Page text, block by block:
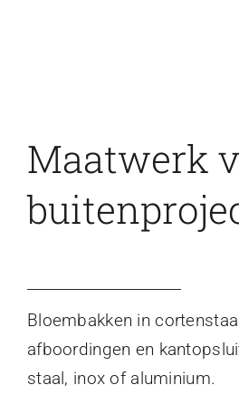
Maatwerk
Bloembakken in
afboordingen en
staal, inox of aluminium.